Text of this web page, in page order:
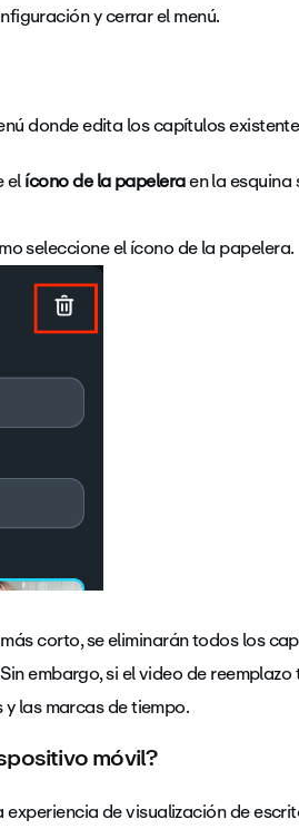
y cerrar el menú.
donde edita los capítulos
elícono de la papeleraen la esquina
seleccione el ícono de la papelera.
corto, se eliminarán todos los
embargo, si el video de
las marcas de tiempo.
móvil?
de visualización de